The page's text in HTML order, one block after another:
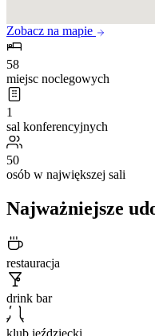
Zobacz na mapie
58
miejsc noclegowych
1
sal konferencyjnych
50
osób w największej sali
Najważniejsze
restauracja
drink bar